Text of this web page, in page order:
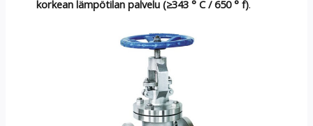
korkean lämpötilan palvelu (≥343 ° C / 650 ° f).